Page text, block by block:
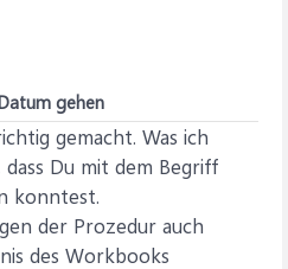
gehen
gemacht. Was ich
Du mit dem Begriff
konntest.
der Prozedur auch
des Workbooks